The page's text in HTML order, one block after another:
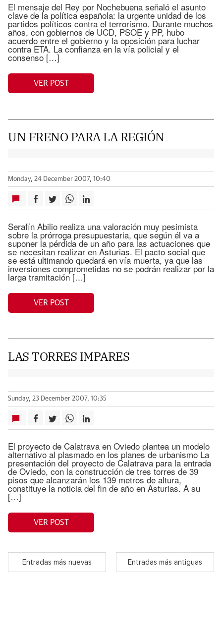
El mensaje del Rey por Nochebuena señaló el asunto
clave de la política española: la urgente unidad de los
partidos políticos contra el terrorismo. Durante muchos
años, con gobiernos de UCD, PSOE y PP, hubo
acuerdo entre el gobierno y la oposición para luchar
contra ETA. La confianza en la vía policial y el
consenso […]
VER POST
UN FRENO PARA LA REGIÓN
Monday, 24 December 2007, 10:40
Serafín Abilio realiza una valoración muy pesimista
sobre la prórroga presupuestaria, que según él va a
suponer la pérdida de un año para las actuaciones que
se necesitan realizar en Asturias. El pacto social que
se está ultimando quedará en vía muerta, ya que las
inversiones comprometidas no se podrán realizar por la
larga tramitación […]
VER POST
LAS TORRES IMPARES
Sunday, 23 December 2007, 10:35
El proyecto de Calatrava en Oviedo plantea un modelo
alternativo al plasmado en los planes de urbanismo La
presentación del proyecto de Calatrava para la entrada
de Oviedo, con la construcción de tres torres de 39
pisos que alcanzarán los 139 metros de altura,
constituye la noticia del fin de año en Asturias. A su
[…]
VER POST
Entradas más nuevas Entradas más antiguas